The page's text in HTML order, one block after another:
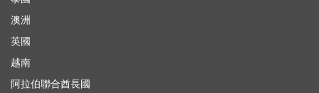
澳洲
英國
越南
阿拉伯聯合酋長國